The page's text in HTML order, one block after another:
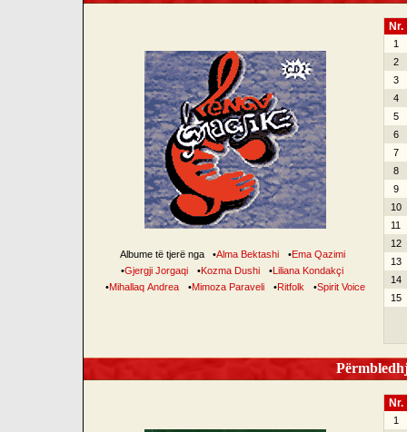
Albume të tjerë nga •Alma Bektashi •Ema Qazimi
•Gjergji Jorgaqi •Kozma Dushi •Liliana Kondakçi
•Mihallaq Andrea •Mimoza Paraveli •Ritfolk •Spirit Voice
Nr.
1
2
3
4
5
6
7
8
9
10
11
12
13
14
15
Nr.
1